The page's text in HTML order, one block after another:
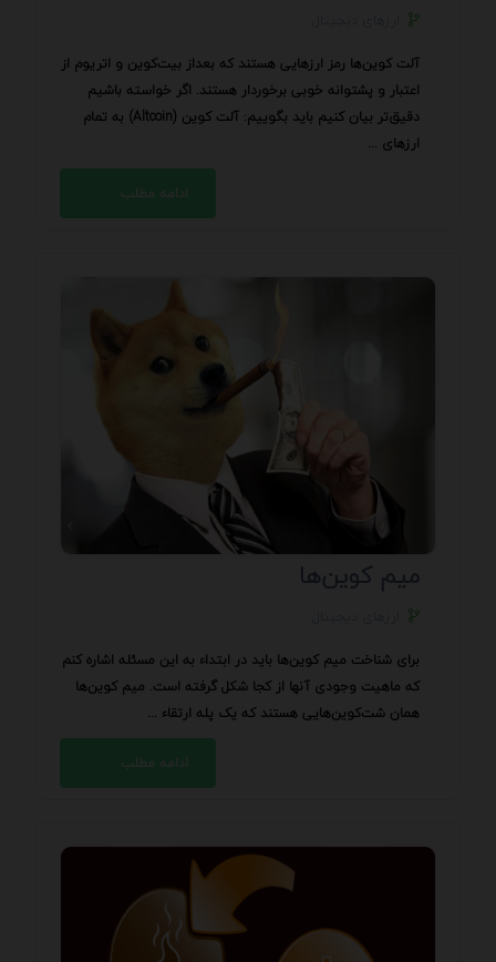
آلت کوین‌‌ها رمز ارزهایی هستند که بعداز بیت‌کوین و اتریوم از
اعتبار و پشتوانه خوبی برخوردار هستند. اگر خواسته باشیم
دقیق‌تر بیان کنیم باید بگوییم: آلت کوین‌ (Altcoin) به تمام
ارزهای ...
ادامه مطلب
میم کوین‌ها
برای شناخت میم کوین‌ها باید در ابتداء به این مسئله اشاره کنم
که ماهیت وجودی آنها از کجا شکل گرفته است. میم کوین‌ها
همان شت‌کوین‌هایی هستند که یک پله ارتقاء ...
ادامه مطلب